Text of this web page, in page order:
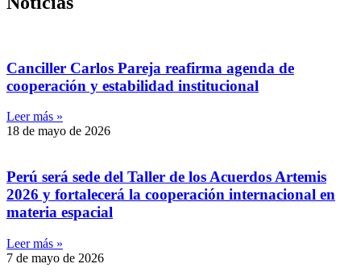
Canciller Carlos Pareja reafirma agenda de
cooperación y estabilidad institucional
Leer más »
18 de mayo de 2026
Perú será sede del Taller de los Acuerdos Artemis
2026 y fortalecerá la cooperación internacional en
materia espacial
Leer más »
7 de mayo de 2026